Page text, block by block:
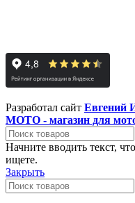
Разработал сайт Евгений
МОТО - магазин для
Начните вводить текст,
ищете.
Закрыть